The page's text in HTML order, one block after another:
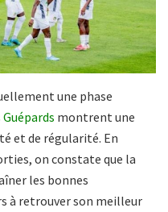
une phase
Guépards montrent une
et de régularité. En
on constate que la
les bonnes
à retrouver son meilleur